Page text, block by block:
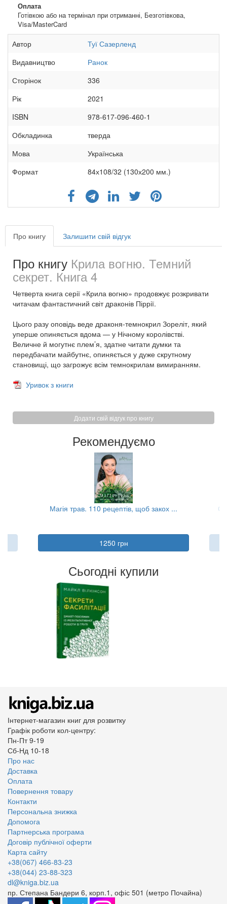
Оплата
Готівкою або на термінал при отриманні, Безготівкова,
Visa/MasterCard
Автор
Туї Сазерленд
Видавництво
Ранок
Сторінок
336
Рік
2021
ISBN
978-617-096-460-1
Обкладинка
тверда
Мова
Українська
Формат
84х108/32 (130х200 мм.)
Про книгу Залишити свій відгук
Про книгу Крила вогню. Темний
секрет. Книга 4
Четверта книга серії «Крила вогню» продовжує розкривати
читачам фантастичний світ драконів Піррії.
Цього разу оповідь веде драконя-темнокрил Зореліт, який
уперше опиняється вдома — у Нічному королівстві.
Величне й могутнє плем’я, здатне читати думки та
передбачати майбутнє, опиняється у дуже скрутному
становищі, що загрожує всім темнокрилам вимиранням.
Уривок з книги
Додати свій відгук про книгу
Рекомендуємо
Магія трав. 110 рецептів, щоб закох ...
1250 грн
Сьогодні купили
Інтернет-магазин книг для розвитку
Графік роботи кол-центру:
Пн-Пт 9-19
Сб-Нд 10-18
Про нас
Доставка
Оплата
Повернення товару
Контакти
Персональна знижка
Допомога
Партнерська програма
Договір публічної оферти
Карта сайту
+38(067) 466-83-23
+38(044) 23-88-323
dl@kniga.biz.ua
пр. Степана Бандери 6, корп.1, офіс 501 (метро Почайна)